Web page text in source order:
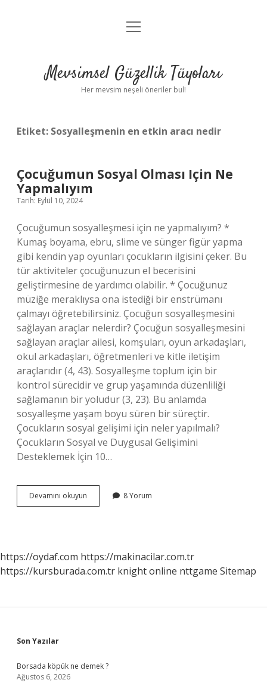
Anasayfa
Yasal Uyarı
menüyü
Mevsimsel Güzellik Tüyoları
Her mevsim neşeli öneriler bul!
Etiket: Sosyalleşmenin en etkin aracı nedir
Çocuğumun Sosyal Olması Için Ne
Yapmalıyım
Tarih: Eylül 10, 2024
Çocuğumun sosyalleşmesi için ne yapmalıyım? *
Kumaş boyama, ebru, slime ve sünger figür yapma
gibi kendin yap oyunları çocukların ilgisini çeker. Bu
tür aktiviteler çocuğunuzun el becerisini
geliştirmesine de yardımcı olabilir. * Çocuğunuz
müziğe meraklıysa ona istediği bir enstrümanı
çalmayı öğretebilirsiniz. Çocuğun sosyalleşmesini
sağlayan araçlar nelerdir? Çocuğun sosyalleşmesini
sağlayan araçlar ailesi, komşuları, oyun arkadaşları,
okul arkadaşları, öğretmenleri ve kitle iletişim
araçlarıdır (4, 43). Sosyalleşme toplum için bir
kontrol sürecidir ve grup yaşamında düzenliliği
sağlamanın bir yoludur (3, 23). Bu anlamda
sosyalleşme yaşam boyu süren bir süreçtir.
Çocukların sosyal gelişimi için neler yapılmalı?
Çocukların Sosyal ve Duygusal Gelişimini
Desteklemek İçin 10…
Devamını okuyun Çocuğumun
Sosyal
8 Yorum
https://oydaf.com https://makinacilar.com.tr
https://kursburada.com.tr knight online nttgame Sitemap
Sidebar
Son Yazılar
Borsada köpük ne demek ?
Ağustos 6, 2026